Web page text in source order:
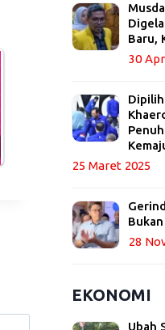
Baru,
30
25 Maret 2025
28
EKONOMI
Ubah